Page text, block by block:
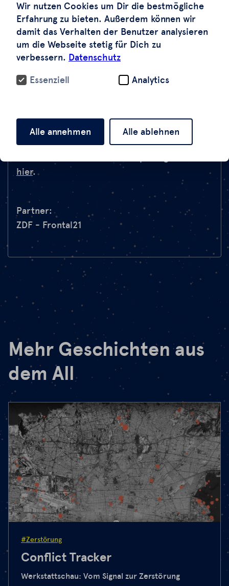
Klimaschutzprojekte von mehr als einer
Die Kosten tragen die Verbraucher beim
Verstrickt in den Skandal sind renommierte
deutsche Prüfinstitute und globale
hier.
Partner:
ZDF - Frontal21
Mehr Geschichten aus
dem All
#Zerstörung
Conflict Tracker
Werkstattschau: Vom Signal zur Zerstörung
Wir nutzen Cookies um Dir die bestmögliche
Erfahrung zu bieten. Außerdem können wir
damit das Verhalten der Benutzer analysieren
um die Webseite stetig für Dich zu
verbessern. Datenschutz
Essenziell
Analytics
Alle annehmen Alle ablehnen